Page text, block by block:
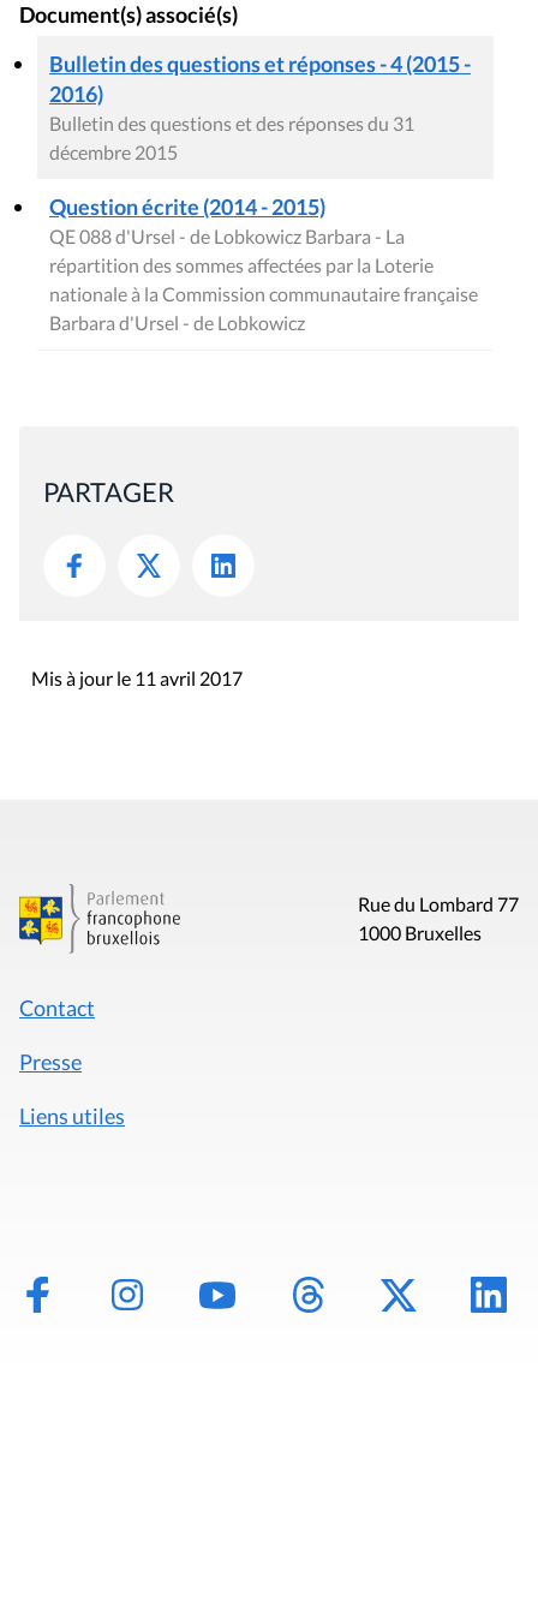
Document(s) associé(s)
Bulletin des questions et réponses - 4 (2015 -
2016)
Bulletin des questions et des réponses du 31
décembre 2015
Question écrite (2014 - 2015)
QE 088 d'Ursel - de Lobkowicz Barbara - La
répartition des sommes affectées par la Loterie
nationale à la Commission communautaire française
Barbara d'Ursel - de Lobkowicz
PARTAGER
Mis à jour le 11 avril 2017
Rue du Lombard 77
1000 Bruxelles
Contact
Presse
Liens utiles